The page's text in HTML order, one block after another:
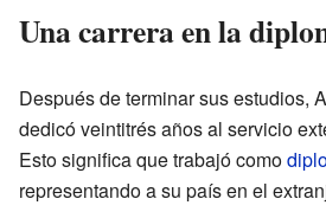
Una carrera en la
Después de terminar sus estudios,
dedicó veintitrés años al servicio
Esto significa que trabajó como
representando a su país en el